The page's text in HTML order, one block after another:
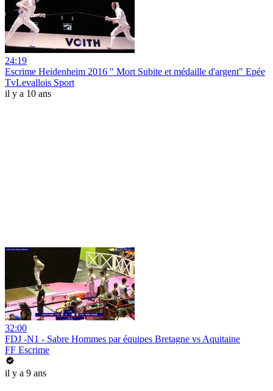
24:19
Escrime Heidenheim 2016 " Mort Subite et médaille d'argent" Epée
TvLevallois Sport
il y a 10 ans
32:00
FDJ -N1 - Sabre Hommes par équipes Bretagne vs Aquitaine
FF Escrime
il y a 9 ans